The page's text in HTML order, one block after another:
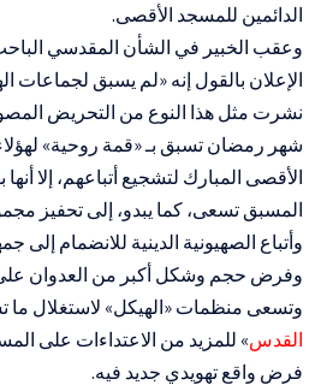
الدائمين للمسجد الأقصى.
وعقب الخبير في الشأن المقدسي
الإعلان بالقول إنه «لم يسبق لجماعات
نشرت مثل هذا النوع من التحريض
شهر رمضان تسبق بـ «قمة روحية»
الأقصى المبارك لتشجيع أتباعهم، إلا أنها
المسبق تسعى، كما يبدو، إلى تحفيز
وأتباع الصهيونية الدينية للانضمام إلى
وفرض حجم وشكل أكبر من العدوان
وتسعى منظمات «الهيكل» لاستغلال ما
القدس» للمزيد من الاعتداءات على
فرض واقع تهويدي جديد فيه.